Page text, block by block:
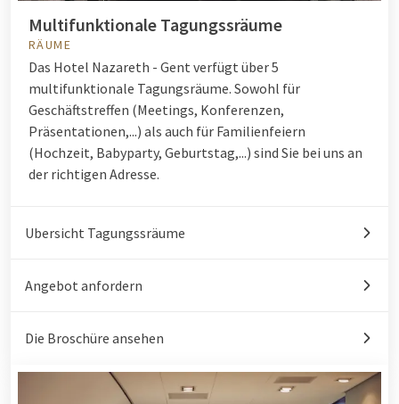
Multifunktionale Tagungssräume
RÄUME
Das Hotel Nazareth - Gent verfügt über 5
multifunktionale Tagungsräume. Sowohl für
Geschäftstreffen (Meetings, Konferenzen,
Präsentationen,...) als auch für Familienfeiern
(Hochzeit, Babyparty, Geburtstag,...) sind Sie bei uns an
der richtigen Adresse.
Ubersicht Tagungssräume
Angebot anfordern
Die Broschüre ansehen